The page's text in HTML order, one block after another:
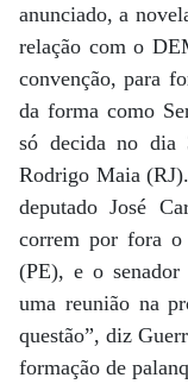
anunciado, a
relação com o
convenção, para
da forma como
só decida no dia
Rodrigo Maia
deputado José
correm por fora o
(PE), e o senador
uma reunião na
questão”, diz
formação de